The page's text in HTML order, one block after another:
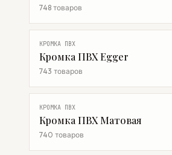
748 товаров
КРОМКА ПВХ
Кромка ПВХ Egger
743 товаров
КРОМКА ПВХ
Кромка ПВХ Матовая
740 товаров